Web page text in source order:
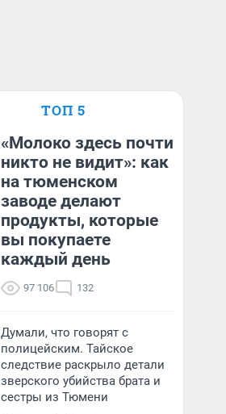
ТОП 5
«Молоко здесь почти
никто не видит»: как
на тюменском
заводе делают
продукты, которые
вы покупаете
каждый день
97 106 132
Думали, что говорят с
полицейским. Тайское
следствие раскрыло детали
зверского убийства брата и
сестры из Тюмени